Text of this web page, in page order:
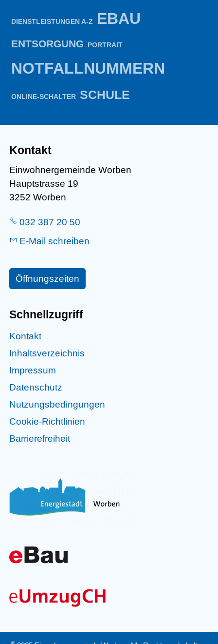
DIENSTLEISTUNGEN A-Z EBAU
ENTSORGUNG PORTRAIT
NOTFALLNUMMERN
ONLINE-SCHALTER SCHULE
Kontakt
Einwohnergemeinde Worben
Hauptstrasse 19
3252 Worben
032 387 20 50
E-Mail schreiben
Öffnungszeiten
Schnellzugriff
Kontakt
Inhaltsverzeichnis
Impressum
Datenschutz
Nutzungsbedingungen
Cookie-Richtlinien
Barrierefreiheit